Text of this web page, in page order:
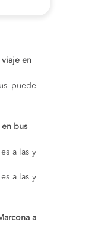
viaje en
puede
bus
a las y
a las y
a